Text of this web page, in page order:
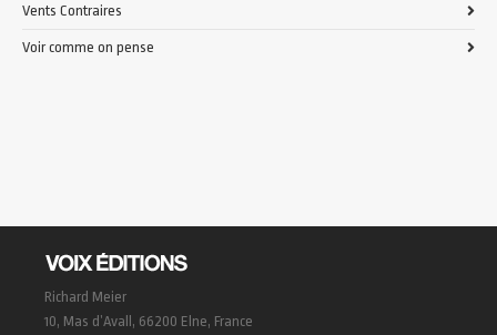
Vents Contraires
Voir comme on pense
Richard Meier
10, Mas d’Avall, 66200 Elne, France